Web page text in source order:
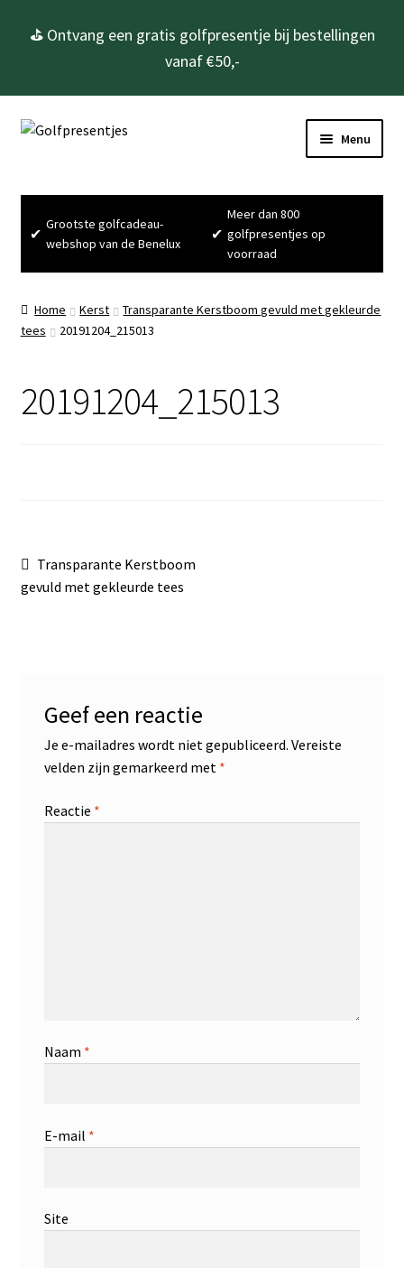
⛳ Ontvang een gratis golfpresentje bij bestellingen
vanaf €50,-
Ga
navigatie
Ga
inhoud
Menu
Golfcadeau’s
Golfbenodigdheden
Gadgets
Sale
✔
Grootste golfcadeau-
webshop van de Benelux
✔
Meer dan 800
golfpresentjes op
voorraad
Home Kerst
Transparante Kerstboom gevuld met gekleurde
tees
20191204_215013
20191204_215013
Bericht
navigatie
Vorig
bericht:
Transparante Kerstboom
gevuld met gekleurde tees
Geef een reactie
Je e-mailadres wordt niet gepubliceerd. Vereiste
velden zijn gemarkeerd met *
Reactie *
Naam *
E-mail *
Site